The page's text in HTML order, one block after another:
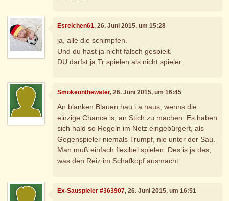
Esreichen61, 26. Juni 2015, um 15:28
ja, alle die schimpfen.
Und du hast ja nicht falsch gespielt.
DU darfst ja Tr spielen als nicht spieler.
Smokeonthewater, 26. Juni 2015, um 16:45
An blanken Blauen hau i a naus, wenns die
einzige Chance is, an Stich zu machen. Es haben
sich hald so Regeln im Netz eingebürgert, als
Gegenspieler niemals Trumpf, nie unter der Sau.
Man muß einfach flexibel spielen. Des is ja des,
was den Reiz im Schafkopf ausmacht.
Ex-Sauspieler #363907, 26. Juni 2015, um 16:51